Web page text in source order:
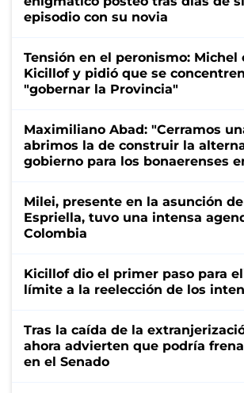
episodio con su novia
Tensión en el peronismo: Michel
Kicillof y pidió que se
"gobernar la Provincia"
Maximiliano Abad: "Cerramos
abrimos la de construir la
gobierno para los bonaerenses
Milei, presente en la asunción
Espriella, tuvo una intensa
Colombia
Kicillof dio el primer paso para
límite a la reelección de los
Tras la caída de la
ahora advierten que podría
en el Senado